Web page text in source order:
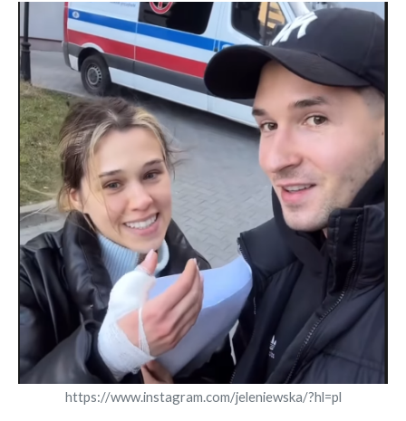
https://www.instagram.com/jeleniewska/?hl=pl